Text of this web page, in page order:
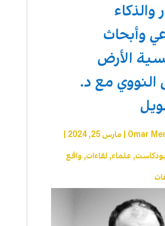
والذكاء
وأبحاث
الأرض
مع د.
Omar مارس 25, 2024
, علماء, لقاءات, واقع